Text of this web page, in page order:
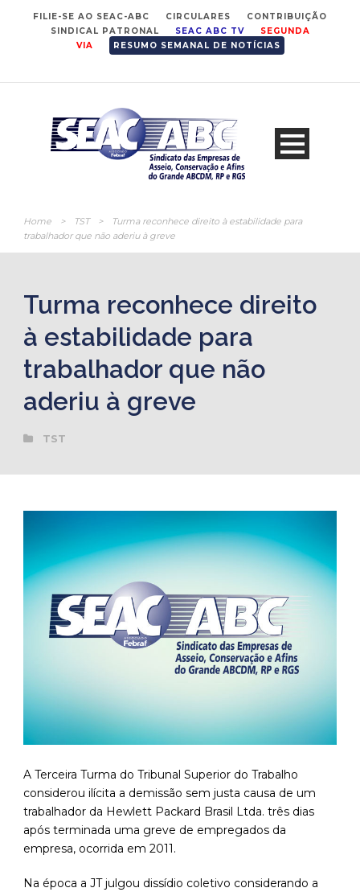
FILIE-SE AO SEAC-ABC CIRCULARES
CONTRIBUIÇÃO
SINDICAL PATRONAL
SEAC ABC TV
SEGUNDA
VIA
RESUMO SEMANAL DE NOTÍCIAS
Home > TST >
Turma reconhece direito à estabilidade para
trabalhador que não aderiu à greve
Turma reconhece direito
à estabilidade para
trabalhador que não
aderiu à greve
TST
A Terceira Turma do Tribunal Superior do Trabalho
considerou ilícita a demissão sem justa causa de um
trabalhador da Hewlett Packard Brasil Ltda. três dias
após terminada uma greve de empregados da
empresa, ocorrida em 2011.
Na época a JT julgou dissídio coletivo considerando a